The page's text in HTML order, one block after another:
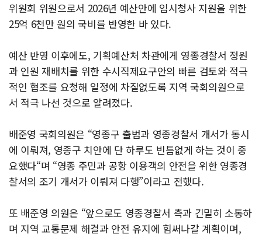
위원회 위원으로서 2026년 예산안에 임시청사 지원을 위한
25억 6천만 원의 국비를 반영한 바 있다.
예산 반영 이후에도, 기획예산처 차관에게 영종경찰서 정원
과 인원 재배치를 위한 수시직제요구안의 빠른 검토와 적극
적인 협조를 요청해 일정에 차질없도록 지역 국회의원으로
서 적극 나선 것으로 알려졌다.
배준영 국회의원은 “영종구 출범과 영종경찰서 개서가 동시
에 이뤄져, 영종구 치안에 단 하루도 빈틈없게 하는 것이 중
요했다“며 “영종 주민과 공항 이용객의 안전을 위한 영종경
찰서의 조기 개서가 이뤄져 다행”이라고 전했다.
또 배준영 의원은 “앞으로도 영종경찰서 측과 긴밀히 소통하
며 지역 교통문제 해결과 안전 유지에 힘써나갈 계획이며,